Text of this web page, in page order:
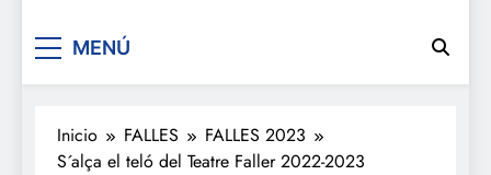
De festa en festa 2.0
MENÚ
Inicio FALLES
FALLES 2023
S´alça el teló del Teatre Faller 2022-2023